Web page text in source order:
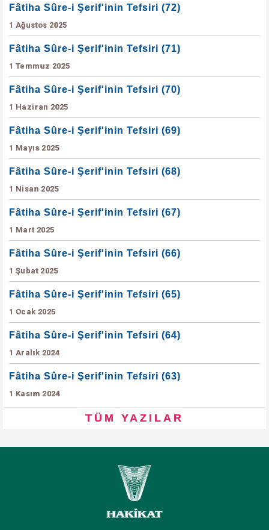
Fâtiha Sûre-i Şerif'inin Tefsiri (72)
1 Ağustos 2025
Fâtiha Sûre-i Şerif'inin Tefsiri (71)
1 Temmuz 2025
Fâtiha Sûre-i Şerif'inin Tefsiri (70)
1 Haziran 2025
Fâtiha Sûre-i Şerif'inin Tefsiri (69)
1 Mayıs 2025
Fâtiha Sûre-i Şerif'inin Tefsiri (68)
1 Nisan 2025
Fâtiha Sûre-i Şerif'inin Tefsiri (67)
1 Mart 2025
Fâtiha Sûre-i Şerif'inin Tefsiri (66)
1 Şubat 2025
Fâtiha Sûre-i Şerif'inin Tefsiri (65)
1 Ocak 2025
Fâtiha Sûre-i Şerif'inin Tefsiri (64)
1 Aralık 2024
Fâtiha Sûre-i Şerif'inin Tefsiri (63)
1 Kasım 2024
TÜM YAZILAR